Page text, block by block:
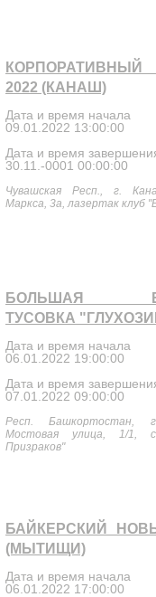
2022 (КАНАШ)
Дата и время начала
09.01.2022 13:00:00
Дата и время
30.11.-0001 00:00:00
Чувашская Респ., г.
Маркса, 3а, лазертак клуб
БОЛЬШАЯ
ТУСОВКА
Дата и время начала
06.01.2022 19:00:00
Дата и время
07.01.2022 09:00:00
Респ. Башкортостан,
Мостовая улица, 1/1,
Призраков"
БАЙКЕРСКИЙ
(МЫТИЩИ)
Дата и время начала
06.01.2022 17:00:00